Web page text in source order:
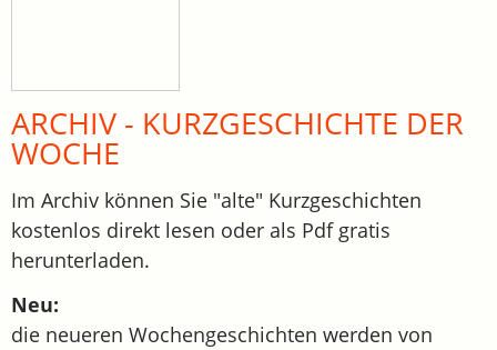
ARCHIV - KURZGESCHICHTE DER
WOCHE
Im Archiv können Sie "alte" Kurzgeschichten
kostenlos direkt lesen oder als Pdf gratis
herunterladen.
Neu:
die neueren Wochengeschichten werden von